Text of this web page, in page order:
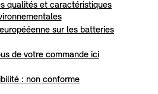
qualités et caractéristiques
sur les batteries
de votre commande ici
: non conforme